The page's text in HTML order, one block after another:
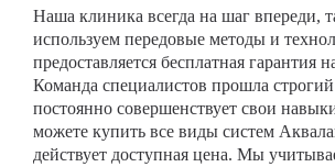
Наша клиника всегда на шаг впереди,
используем передовые методы и
предоставляется бесплатная гарантия
Команда специалистов прошла
постоянно совершенствует свои
можете купить все виды систем
действует доступная цена. Мы